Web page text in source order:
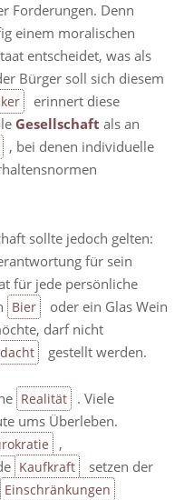
Forderungen. Denn
einem moralischen
entscheidet, was als
Bürger soll sich diesem
erinnert diese
Gesellschaft als an
, bei denen individuelle
sollte jedoch gelten:
für sein
für jede persönliche
Bier
oder ein Glas Wein
darf nicht
gestellt werden.
Realität
. Viele
ums Überleben.
,
Kaufkraft setzen der
Einschränkungen